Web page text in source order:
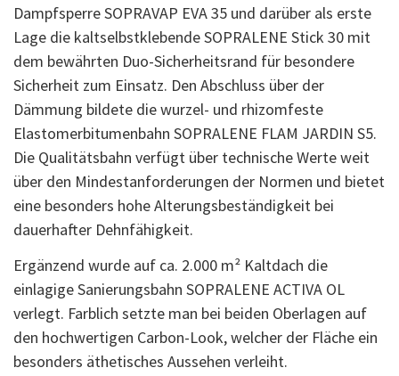
Dampfsperre SOPRAVAP EVA 35 und darüber als erste
Lage die kaltselbstklebende SOPRALENE Stick 30 mit
dem bewährten Duo-Sicherheitsrand für besondere
Sicherheit zum Einsatz. Den Abschluss über der
Dämmung bildete die wurzel- und rhizomfeste
Elastomerbitumenbahn SOPRALENE FLAM JARDIN S5.
Die Qualitätsbahn verfügt über technische Werte weit
über den Mindestanforderungen der Normen und bietet
eine besonders hohe Alterungsbeständigkeit bei
dauerhafter Dehnfähigkeit.
Ergänzend wurde auf ca. 2.000 m² Kaltdach die
einlagige Sanierungsbahn SOPRALENE ACTIVA OL
verlegt. Farblich setzte man bei beiden Oberlagen auf
den hochwertigen Carbon-Look, welcher der Fläche ein
besonders äthetisches Aussehen verleiht.